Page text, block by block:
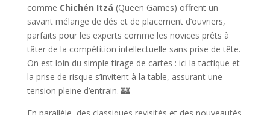
comme Chichén Itzá (Queen Games) offrent un
savant mélange de dés et de placement d’ouvriers,
parfaits pour les experts comme les novices prêts à
tâter de la compétition intellectuelle sans prise de tête.
On est loin du simple tirage de cartes : ici la tactique et
la prise de risque s’invitent à la table, assurant une
tension pleine d’entrain. 🏰
En parallèle, des classiques revisités et des nouveautés